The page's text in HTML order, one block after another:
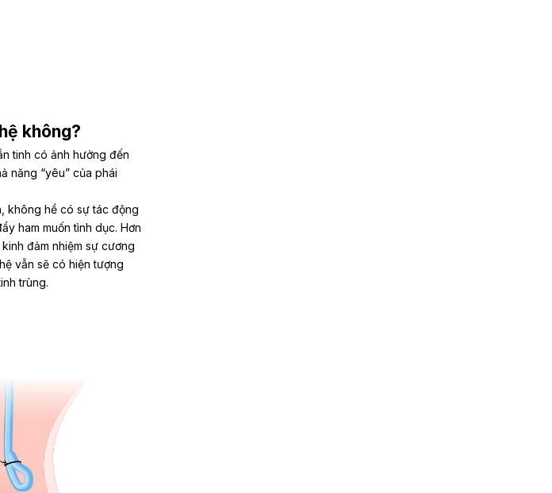
không?
tinh có ảnh hưởng đến
năng “yêu” của phái
không hề có sự tác động
ham muốn tình dục. Hơn
đảm nhiệm sự cương
vẫn sẽ có hiện tượng
trùng.